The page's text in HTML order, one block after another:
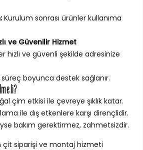
Kurulum sonrası ürünler kullanıma
ve Güvenilir Hizmet
hızlı ve güvenli şekilde adresinize
boyunca destek sağlanır.
çim etkisi ile çevreye şıklık katar.
ile dış etkenlere karşı dirençlidir.
bakım gerektirmez, zahmetsizdir.
çit siparişi ve montaj hizmeti